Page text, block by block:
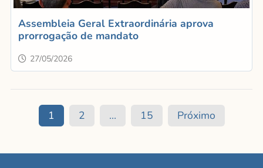
Assembleia Geral Extraordinária aprova
prorrogação de mandato
27/05/2026
1 2 … 15 Próximo